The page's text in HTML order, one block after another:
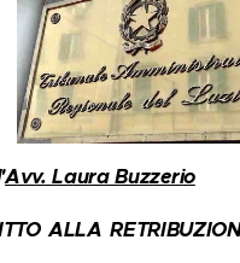
Avv. Laura Buzzerio
ALLA